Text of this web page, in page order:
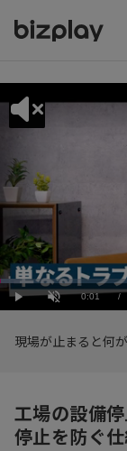
Play UnmuteCurrent
0:01 /
Loaded:
4.90%
現場が止まると何
工場の設備
停止を防ぐ